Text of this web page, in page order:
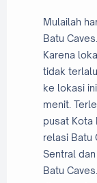
Mulailah
Batu
Karena
tidak
ke lokasi
menit.
pusat Kota
relasi Batu
Sentral
Batu